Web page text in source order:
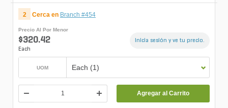
2 Cerca en Branch #454
Precio Al Por Menor
$320.42
Each
Inicia sesión y ve tu precio.
UOM Each (1)
Agregar al Carrito